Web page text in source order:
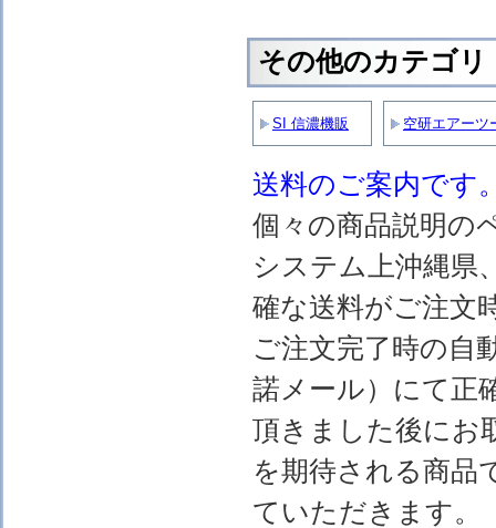
その他のカテゴリ
SI 信濃機販 空研エアーツ
送料のご案内です
個々の商品説明の
システム上沖縄県
確な送料がご注文
ご注文完了時の自
諾メール）にて正
頂きました後にお
を期待される商品
ていただきます。